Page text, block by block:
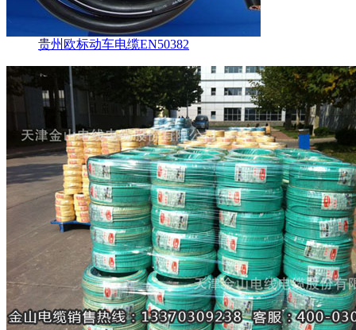
贵州欧标动车电缆EN50382